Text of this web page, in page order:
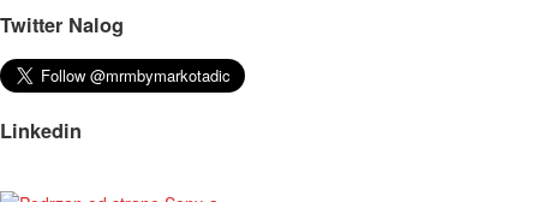
Twitter Nalog
Linkedin